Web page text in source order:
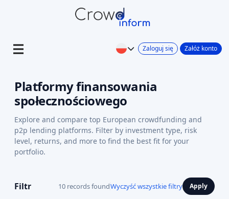
Zaloguj się Załóż konto
Platformy finansowania
społecznościowego
Explore and compare top European crowdfunding and
p2p lending platforms. Filter by investment type, risk
level, returns, and more to find the best fit for your
portfolio.
Filtr 10 records foundWyczyść wszystkie filtry Apply